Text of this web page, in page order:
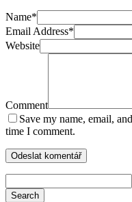
Name*
Email Address*
Website
Comment
Save my name, email,
time I comment.
Search